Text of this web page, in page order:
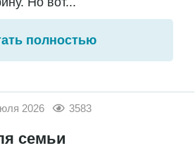
полностью
2026 3583
семьи